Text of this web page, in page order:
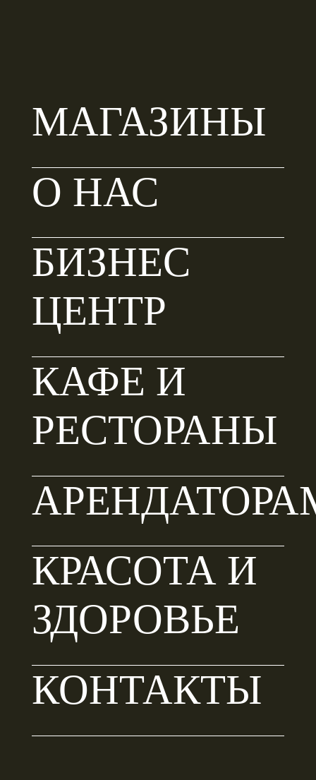
2
этаж
МАГАЗИНЫ
О НАС
БИЗНЕС
ЦЕНТР
КАФЕ И
РЕСТОРАНЫ
КРАСОТА И
ЗДОРОВЬЕ
КОНТАКТЫ